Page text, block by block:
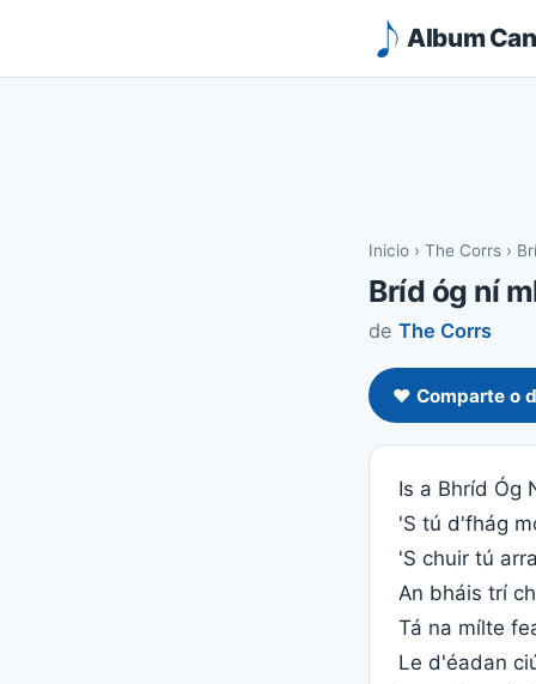
Album
Inicio › The Corrs ›
Bríd óg ní
de The Corrs
❤️ Comparte o
Is a Bhríd Óg
'S tú d'fhág
'S chuir tú
An bháis trí
Tá na mílte
Le d'éadan